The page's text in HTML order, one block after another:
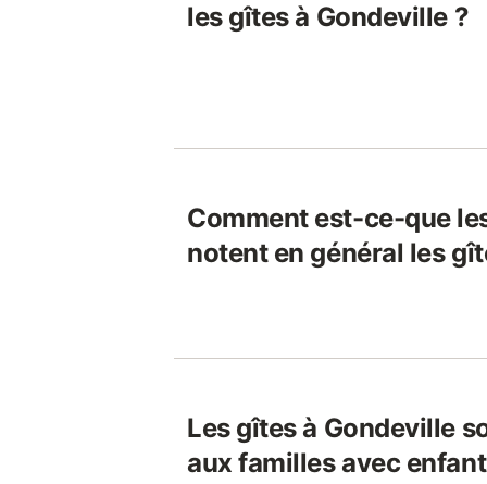
les gîtes à Gondeville ?
Comment est-ce-que
notent en général les
Les gîtes à Gondeville
aux familles avec